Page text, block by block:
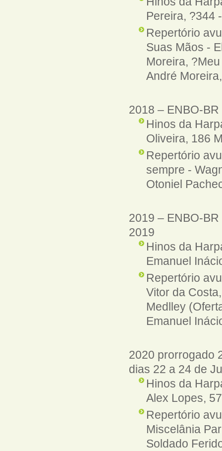
Pereira, ?344
Repertório
Suas Mãos -
Moreira,
André
2018 – ENBO-
Hinos da
Oliveira, 186
Repertório
sempre -
Otoniel
2019 – ENBO-
2019
Hinos da
Emanuel
Repertório
Vitor da
Medlley
Emanuel
2020 prorrogado
dias 22 a 24 de
Hinos da
Alex Lopes,
Repertório
Miscelânia
Soldado